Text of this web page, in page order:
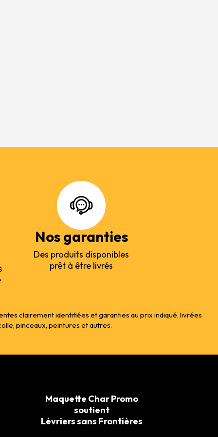
Nos garanties
Des produits disponibles
prêt à être livrés
clairement identifiées et garanties au prix indiqué, livrées
pinceaux, peintures et autres.
Maquette Char Promo
soutient
Lévriers sans Frontières